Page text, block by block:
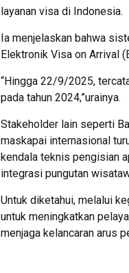
layanan visa di Indonesia.
Ia menjelaskan bahwa
Elektronik Visa on Arrival
“Hingga 22/9/2025,
pada tahun 2024,”urainya.
Stakeholder lain seperti
maskapai internasional
kendala teknis pengisian
integrasi pungutan
Untuk diketahui, melalui
untuk meningkatkan
menjaga kelancaran arus